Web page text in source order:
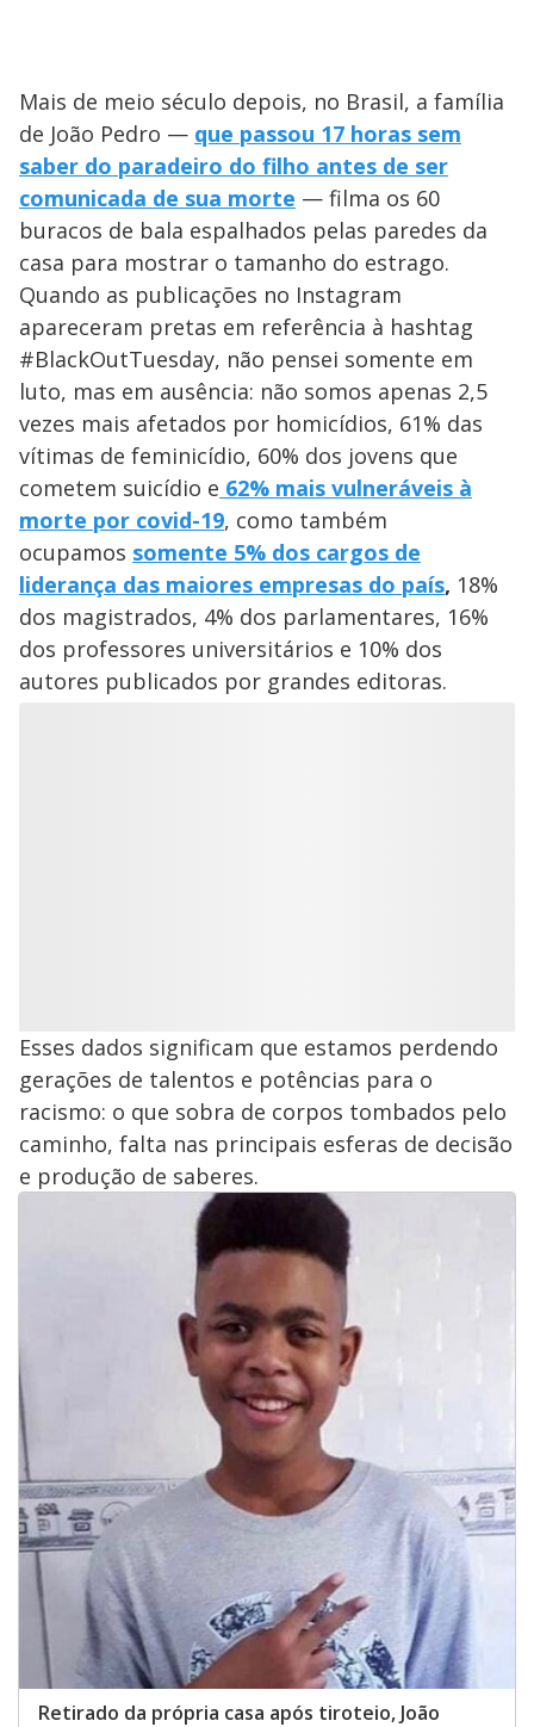
Mais de meio século depois, no Brasil, a família
de João Pedro — que passou 17 horas sem
saber do paradeiro do filho antes de ser
comunicada de sua morte — filma os 60
buracos de bala espalhados pelas paredes da
casa para mostrar o tamanho do estrago.
Quando as publicações no Instagram
apareceram pretas em referência à hashtag
#BlackOutTuesday, não pensei somente em
luto, mas em ausência: não somos apenas 2,5
vezes mais afetados por homicídios, 61% das
vítimas de feminicídio, 60% dos jovens que
cometem suicídio e 62% mais vulneráveis à
morte por covid-19, como também
ocupamos somente 5% dos cargos de
liderança das maiores empresas do país, 18%
dos magistrados, 4% dos parlamentares, 16%
dos professores universitários e 10% dos
autores publicados por grandes editoras.
Esses dados significam que estamos perdendo
gerações de talentos e potências para o
racismo: o que sobra de corpos tombados pelo
caminho, falta nas principais esferas de decisão
e produção de saberes.
Retirado da própria casa após tiroteio, João